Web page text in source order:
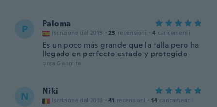
P Paloma
Iscrizione dal 2015 · 23 recensioni · 4 caricamenti
Es un poco más grande que la talla pero ha
llegado en perfecto estado y protegido
circa 6 anni fa
N Niki
Iscrizione dal 2018 · 41 recensioni · 14 caricamenti